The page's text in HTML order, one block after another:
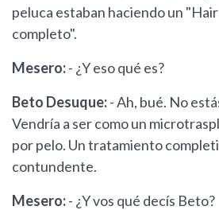
peluca estaban haciendo un
completo".
Mesero:- ¿Y eso qué es?
Beto Desuque:- Ah, bué. No
Vendría a ser como un
por pelo. Un tratamiento
contundente.
Mesero:- ¿Y vos qué decís Beto?